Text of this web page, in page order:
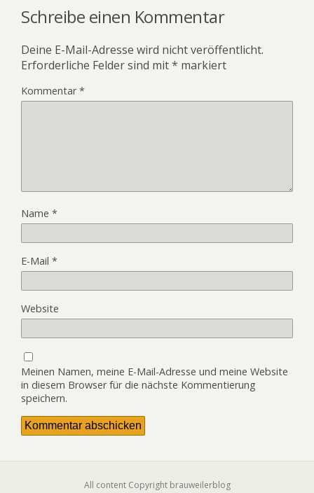
Schreibe einen Kommentar
Deine E-Mail-Adresse wird nicht veröffentlicht.
Erforderliche Felder sind mit* markiert
Kommentar*
Name *
E-Mail *
Website
Meinen Namen, meine E-Mail-Adresse und meine Website
in diesem Browser für die nächste Kommentierung
speichern.
All content Copyright brauweilerblog